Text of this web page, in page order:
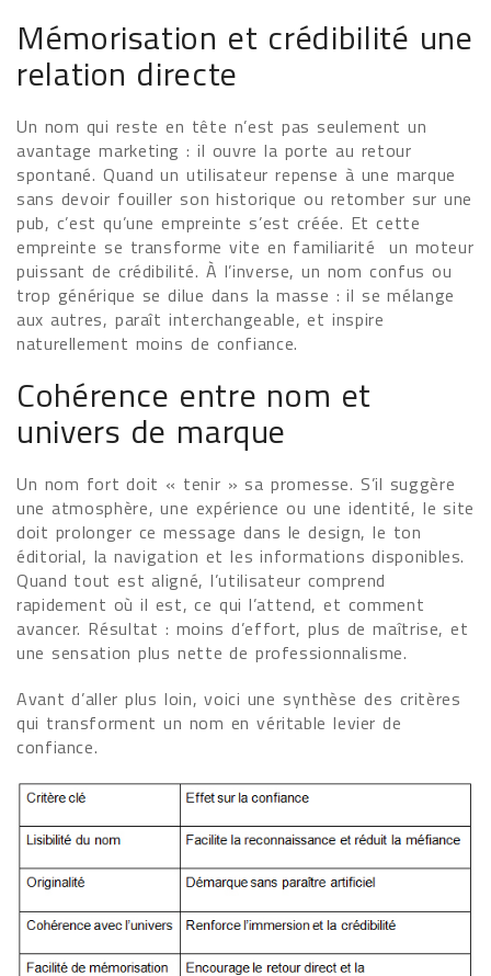
Mémorisation et crédibilité une
relation directe
Un nom qui reste en tête n’est pas seulement un
avantage marketing : il ouvre la porte au retour
spontané. Quand un utilisateur repense à une marque
sans devoir fouiller son historique ou retomber sur une
pub, c’est qu’une empreinte s’est créée. Et cette
empreinte se transforme vite en familiarité un moteur
puissant de crédibilité. À l’inverse, un nom confus ou
trop générique se dilue dans la masse : il se mélange
aux autres, paraît interchangeable, et inspire
naturellement moins de confiance.
Cohérence entre nom et
univers de marque
Un nom fort doit « tenir » sa promesse. S’il suggère
une atmosphère, une expérience ou une identité, le site
doit prolonger ce message dans le design, le ton
éditorial, la navigation et les informations disponibles.
Quand tout est aligné, l’utilisateur comprend
rapidement où il est, ce qui l’attend, et comment
avancer. Résultat : moins d’effort, plus de maîtrise, et
une sensation plus nette de professionnalisme.
Avant d’aller plus loin, voici une synthèse des critères
qui transforment un nom en véritable levier de
confiance.